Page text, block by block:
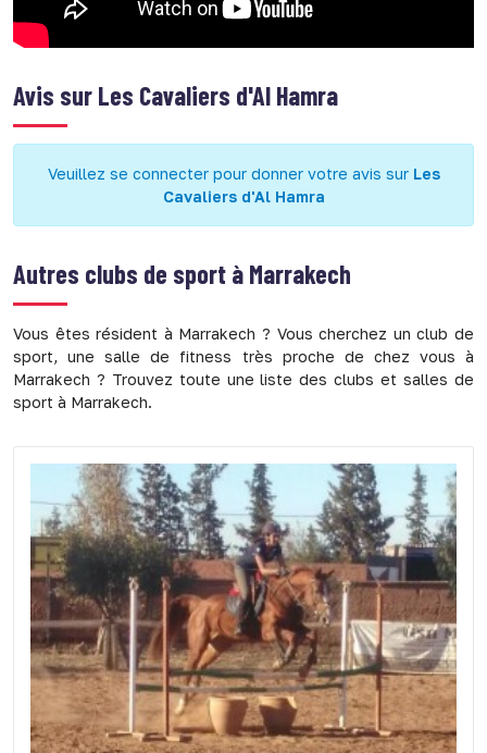
Avis sur Les Cavaliers d'Al Hamra
Veuillez se connecter pour donner votre avis sur Les
Cavaliers d'Al Hamra
Autres clubs de sport à Marrakech
Vous êtes résident à Marrakech ? Vous cherchez un club de
sport, une salle de fitness très proche de chez vous à
Marrakech ? Trouvez toute une liste des clubs et salles de
sport à Marrakech.